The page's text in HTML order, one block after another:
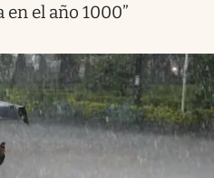
el año 1000”